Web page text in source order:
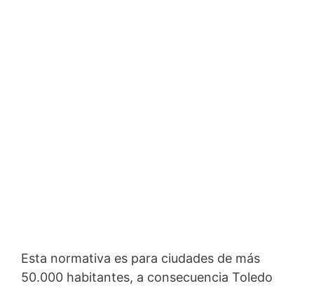
Esta normativa es para ciudades de más
50.000 habitantes, a consecuencia Toledo